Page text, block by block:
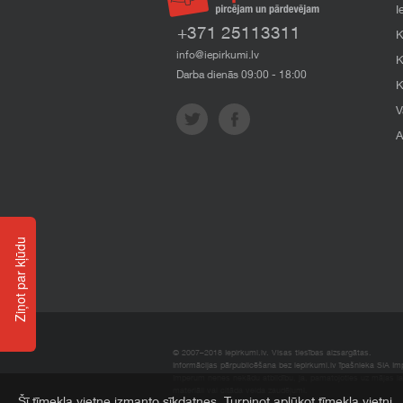
+371 25113311
info@iepirkumi.lv
Darba dienās 09:00 - 18:00
© 2007–2018 Iepirkumi.lv. Visas tiesības aizsargātas.
Informācijas pārpublicēšana bez iepirkumi.lv īpašnieka SIA
Ziņot par kļūdu